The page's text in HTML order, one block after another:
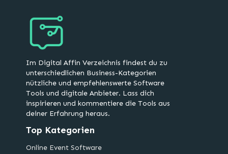
Im Digital Affin Verzeichnis findest du zu
unterschiedlichen Business-Kategorien
nützliche und empfehlenswerte Software
Tools und digitale Anbieter. Lass dich
inspirieren und kommentiere die Tools aus
deiner Erfahrung heraus.
Top Kategorien
Online Event Software